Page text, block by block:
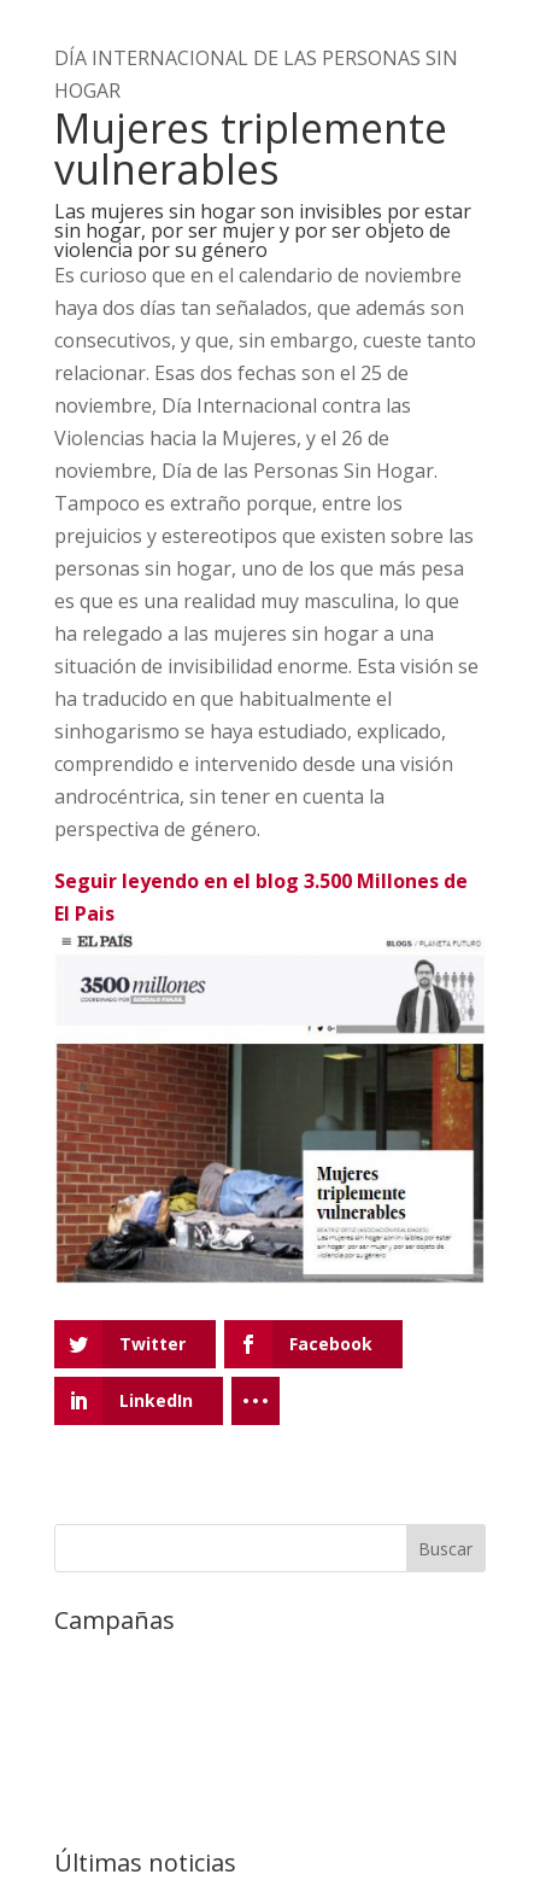
DÍA INTERNACIONAL DE LAS PERSONAS SIN
HOGAR
Mujeres triplemente
vulnerables
Las mujeres sin hogar son invisibles por estar
sin hogar, por ser mujer y por ser objeto de
violencia por su género
Es curioso que en el calendario de noviembre
haya dos días tan señalados, que además son
consecutivos, y que, sin embargo, cueste tanto
relacionar. Esas dos fechas son el 25 de
noviembre, Día Internacional contra las
Violencias hacia la Mujeres, y el 26 de
noviembre, Día de las Personas Sin Hogar.
Tampoco es extraño porque, entre los
prejuicios y estereotipos que existen sobre las
personas sin hogar, uno de los que más pesa
es que es una realidad muy masculina, lo que
ha relegado a las mujeres sin hogar a una
situación de invisibilidad enorme. Esta visión se
ha traducido en que habitualmente el
sinhogarismo se haya estudiado, explicado,
comprendido e intervenido desde una visión
androcéntrica, sin tener en cuenta la
perspectiva de género.
Seguir leyendo en el blog 3.500 Millones de
El Pais
Twitter Facebook
LinkedIn
Campañas
Últimas noticias